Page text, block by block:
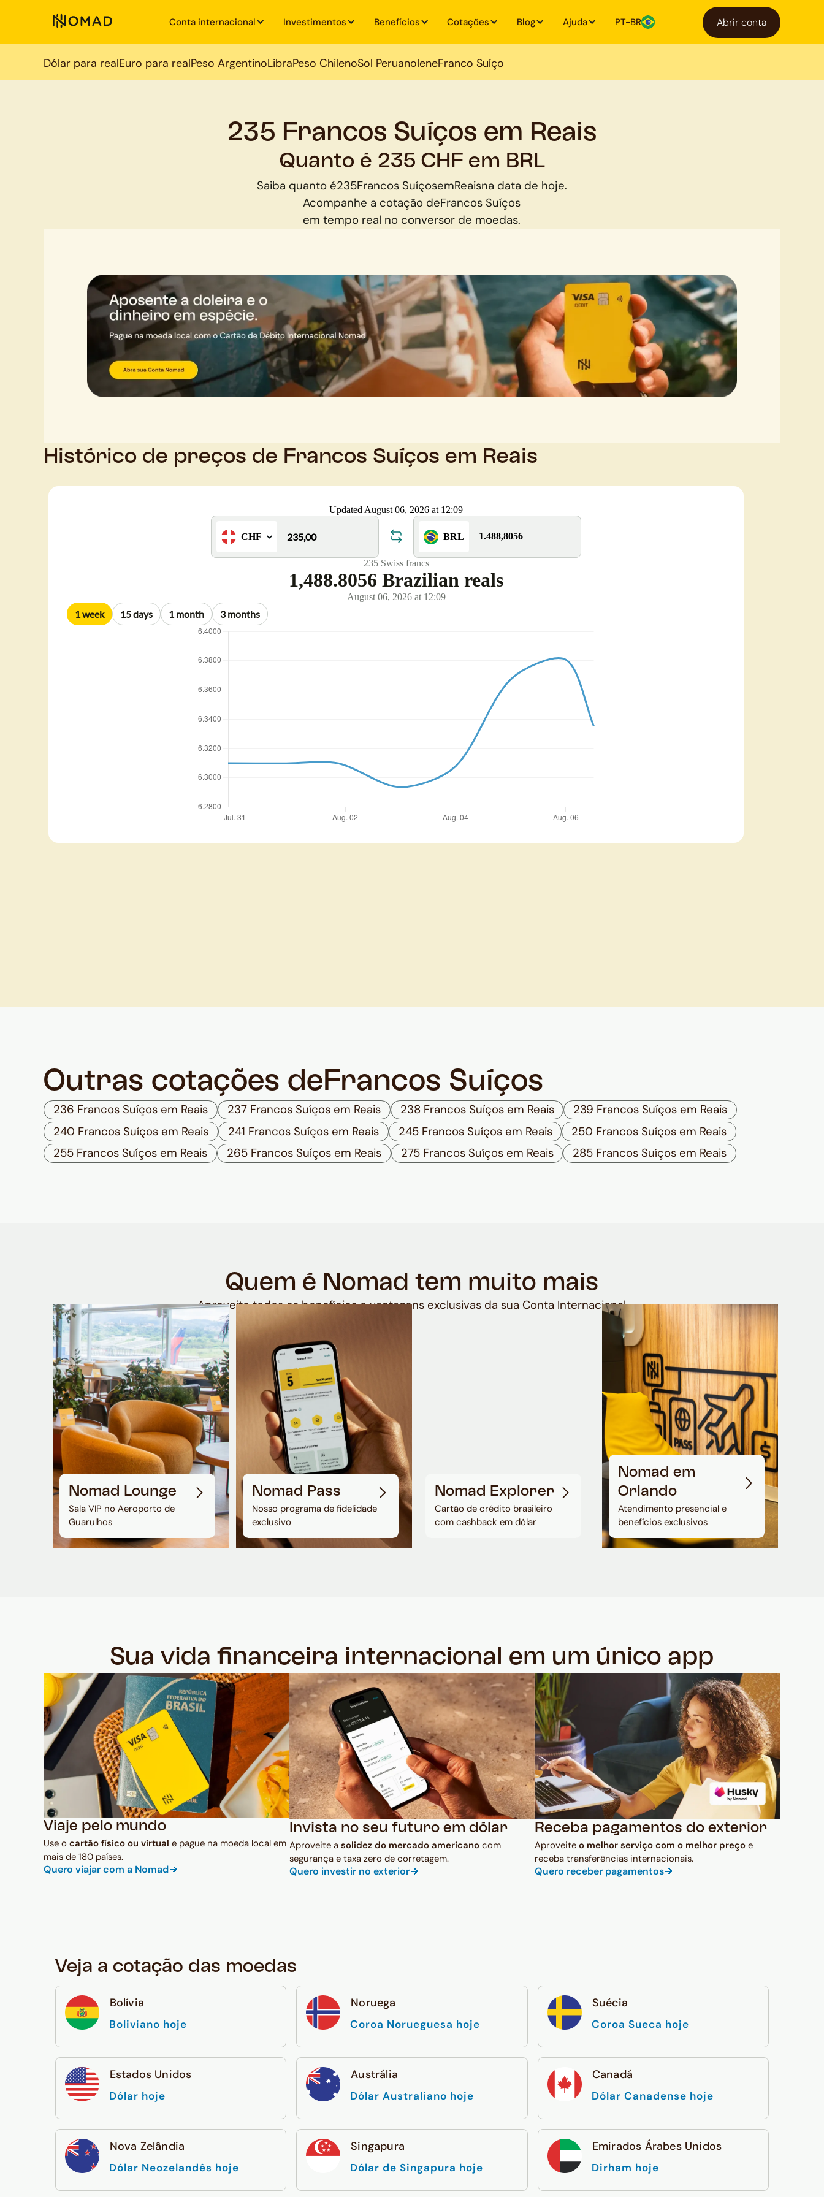
Conta internacional Investimentos Benefícios Cotações Blog Ajuda PT-BR Abrir conta
Dólar para realEuro para realPeso ArgentinoLibraPeso ChilenoSol PeruanoIeneFranco Suíço
235 Francos Suíços em Reais
Quanto é 235 CHF em BRL
Saiba quanto é235Francos SuíçosemReaisna data de hoje.
Acompanhe a cotação deFrancos Suíços
em tempo real no conversor de moedas.
Histórico de preços de Francos Suíços em Reais
Outras cotações de Francos Suíços
236 Francos Suíços em Reais 237 Francos Suíços em Reais 238 Francos Suíços em Reais
239 Francos Suíços em Reais
240 Francos Suíços em Reais
241 Francos Suíços em Reais 245 Francos Suíços em Reais
250 Francos Suíços em Reais
255 Francos Suíços em Reais
265 Francos Suíços em Reais 275 Francos Suíços em Reais 285 Francos Suíços em Reais
Quem é Nomad tem muito mais
Aproveite todos os benefícios e vantagens exclusivas da sua Conta Internacional
Nomad Lounge
Sala VIP no Aeroporto de
Guarulhos
Nomad Pass
Nosso programa de fidelidade
exclusivo
Nomad Explorer
Cartão de crédito brasileiro
com cashback em dólar
Nomad em
Orlando
Atendimento presencial e
benefícios exclusivos
Sua vida financeira internacional em um único app
Viaje pelo mundo
Use o cartão físico ou virtual e pague na moeda local em
mais de 180 países.
Quero viajar com a Nomad
Invista no seu futuro em dólar
Aproveite a solidez do mercado americanocom
segurança e taxa zero de corretagem.
Quero investir no exterior
Receba pagamentos do exterior
Aproveiteo melhor serviço com o melhor preço e
receba transferências internacionais.
Quero receber pagamentos
Veja a cotação das moedas
Bolívia
Boliviano hoje
Noruega
Coroa Norueguesa hoje
Suécia
Coroa Sueca hoje
Estados Unidos
Dólar hoje
Austrália
Dólar Australiano hoje
Canadá
Dólar Canadense hoje
Nova Zelândia
Dólar Neozelandês hoje
Singapura
Dólar de Singapura hoje
Emirados Árabes Unidos
Dirham hoje